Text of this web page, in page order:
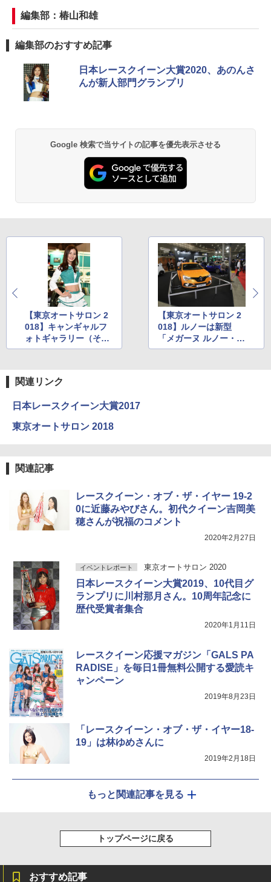
編集部：椿山和雄
編集部のおすすめ記事
日本レースクイーン大賞2020、あのんさ
んが新人部門グランプリ
Google 検索で当サイトの記事を優先表示させる
【東京オートサロン 2
018】キャンギャルフ
ォトギャラリー（その
2）
【東京オートサロン 2
018】ルノーは新型
「メガーヌ ルノー・ス
ポール」「トゥインゴ
関連リンク
日本レースクイーン大賞2017
東京オートサロン 2018
関連記事
レースクイーン・オブ・ザ・イヤー 19-2
0に近藤みやびさん。初代クイーン吉岡美
穂さんが祝福のコメント
2020年2月27日
イベントレポート 東京オートサロン 2020
日本レースクイーン大賞2019、10代目グ
ランプリに川村那月さん。10周年記念に
歴代受賞者集合
2020年1月11日
レースクイーン応援マガジン「GALS PA
RADISE」を毎日1冊無料公開する愛読キ
ャンペーン
2019年8月23日
「レースクイーン・オブ・ザ・イヤー18-
19」は林ゆめさんに
2019年2月18日
もっと関連記事を見る
トップページに戻る
おすすめ記事